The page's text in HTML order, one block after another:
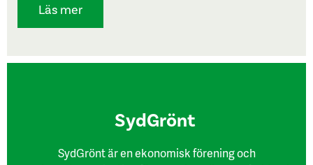
Läs mer
SydGrönt
SydGrönt är en ekonomisk förening och